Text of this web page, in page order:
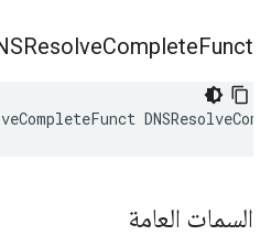
CompleteFunct
السمات العامة